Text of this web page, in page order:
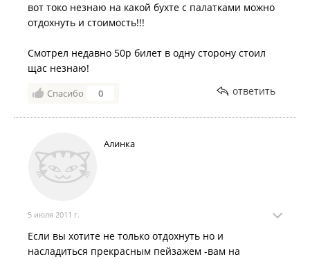
вот токо незнаю на какой бухте с палатками можно
отдохнуть и стоимость!!!
Смотрел недавно 50р билет в одну сторону стоил
щас незнаю!
Спасибо 0 ответить
Алинка
5 июля 2011 г.
Если вы хотите не только отдохнуть но и
насладиться прекрасным пейзажем -вам на